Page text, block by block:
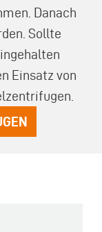
Danach
Sollte
Einsatz von